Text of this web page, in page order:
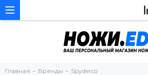
Главная Бренды Spyderco